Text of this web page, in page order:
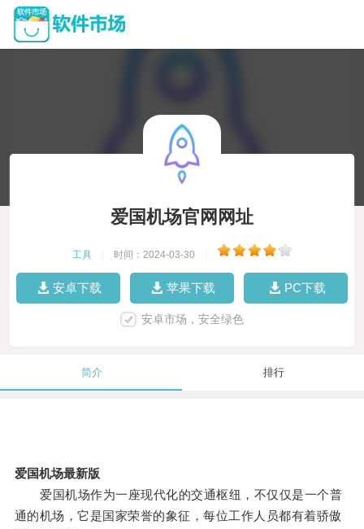
爱国机场官网网址
工具 时间：2024-03-30
安卓下载 苹果下载 PC下载
安卓市场，安全绿色
简介 排行
爱国机场最新版
爱国机场作为一座现代化的交通枢纽，不仅仅是一个普
通的机场，它是国家荣誉的象征，每位工作人员都有着骄傲